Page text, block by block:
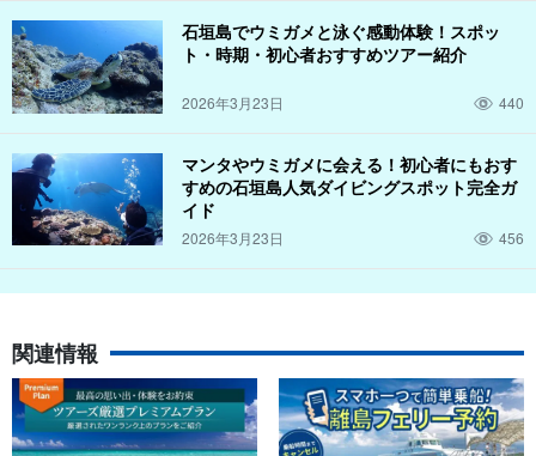
石垣島でウミガメと泳ぐ感動体験！スポッ
ト・時期・初心者おすすめツアー紹介
2026年3月23日 440
マンタやウミガメに会える！初心者にもおす
すめの石垣島人気ダイビングスポット完全ガ
イド
2026年3月23日 456
関連情報